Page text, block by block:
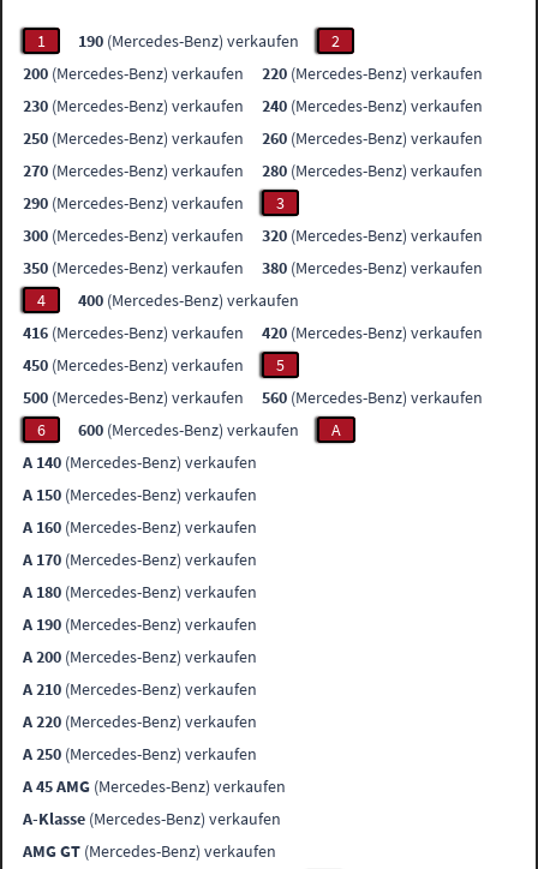
1 190 (Mercedes-Benz) verkaufen
2
200 (Mercedes-Benz) verkaufen 220 (Mercedes-Benz) verkaufen
230 (Mercedes-Benz) verkaufen 240 (Mercedes-Benz) verkaufen
250 (Mercedes-Benz) verkaufen 260 (Mercedes-Benz) verkaufen
270 (Mercedes-Benz) verkaufen 280 (Mercedes-Benz) verkaufen
290 (Mercedes-Benz) verkaufen
3
300 (Mercedes-Benz) verkaufen 320 (Mercedes-Benz) verkaufen
350 (Mercedes-Benz) verkaufen 380 (Mercedes-Benz) verkaufen
4
400 (Mercedes-Benz) verkaufen
416 (Mercedes-Benz) verkaufen 420 (Mercedes-Benz) verkaufen
450 (Mercedes-Benz) verkaufen
5
500 (Mercedes-Benz) verkaufen 560 (Mercedes-Benz) verkaufen
6
600 (Mercedes-Benz) verkaufen
A
A 140 (Mercedes-Benz) verkaufen
A 150 (Mercedes-Benz) verkaufen
A 160 (Mercedes-Benz) verkaufen
A 170 (Mercedes-Benz) verkaufen
A 180 (Mercedes-Benz) verkaufen
A 190 (Mercedes-Benz) verkaufen
A 200 (Mercedes-Benz) verkaufen
A 210 (Mercedes-Benz) verkaufen
A 220 (Mercedes-Benz) verkaufen
A 250 (Mercedes-Benz) verkaufen
A 45 AMG (Mercedes-Benz) verkaufen
A-Klasse (Mercedes-Benz) verkaufen
AMG GT (Mercedes-Benz) verkaufen